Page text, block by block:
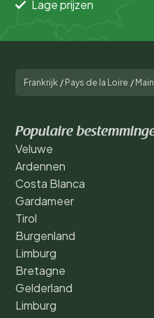
Lage prijzen
Frankrijk / Pays de la Loire /
Populaire
Veluwe
Ardennen
Costa Blanca
Gardameer
Tirol
Burgenland
Limburg
Bretagne
Gelderland
Limburg